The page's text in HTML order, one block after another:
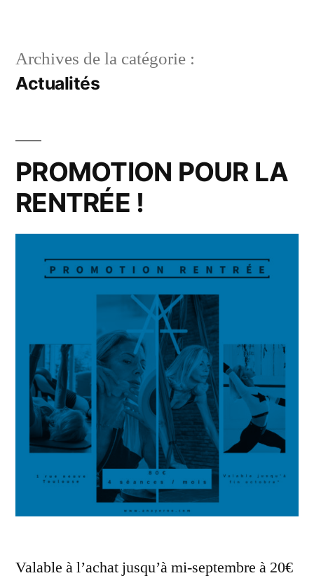
contenu
Archives de la catégorie :
Actualités
PROMOTION POUR LA
RENTRÉE !
Valable à l’achat jusqu’à mi-septembre à 20€